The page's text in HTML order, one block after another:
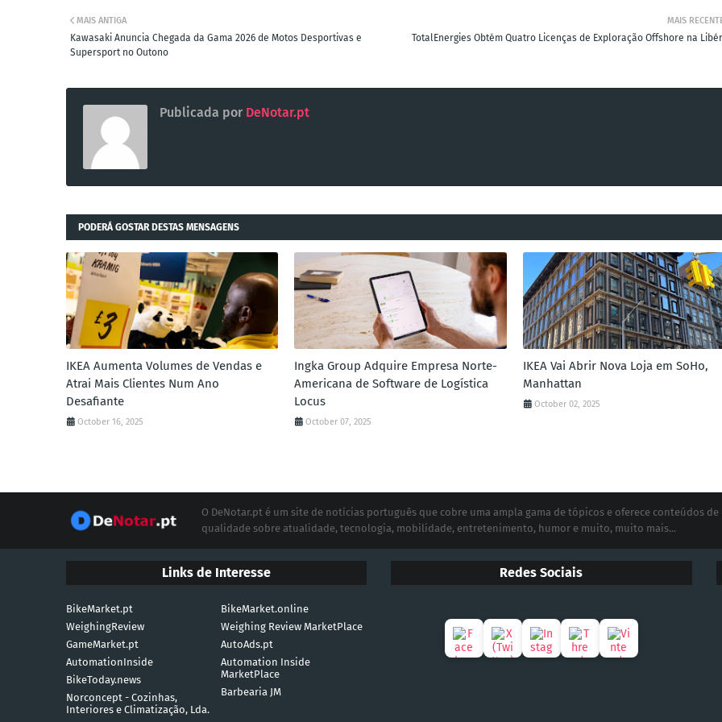
MAIS
TotalEnergies Obtém Quatro Licenças de Exploração Offshore na
MAIS ANTIGA
Kawasaki Anuncia Chegada da Gama 2026 de Motos Desportivas e
Supersport no Outono
Publicada por DeNotar.pt
PODERÁ GOSTAR DESTAS MENSAGENS
IKEA Aumenta Volumes de Vendas e
Atrai Mais Clientes Num Ano
Desafiante
October 16, 2025
Ingka Group Adquire Empresa Norte-
Americana de Software de Logística
Locus
October 07, 2025
IKEA Vai Abrir Nova Loja em SoHo,
Manhattan
October 02, 2025
O DeNotar.pt é um site de notícias português que cobre uma ampla gama de tópicos e oferece conteúdos de
qualidade sobre atualidade, tecnologia, mobilidade, entretenimento, humor e muito, muito mais...
Links de Interesse
BikeMarket.pt
BikeMarket.online
WeighingReview
Weighing Review MarketPlace
GameMarket.pt
AutoAds.pt
AutomationInside
Automation Inside
MarketPlace
BikeToday.news
Barbearia JM
Norconcept - Cozinhas,
Interiores e Climatização, Lda.
Redes Sociais